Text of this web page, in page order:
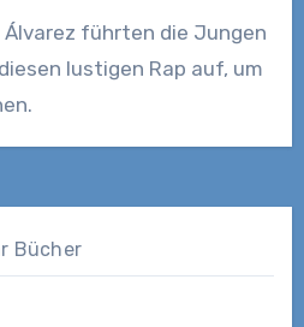
Álvarez führten die Jungen
lustigen Rap auf, um
Bücher